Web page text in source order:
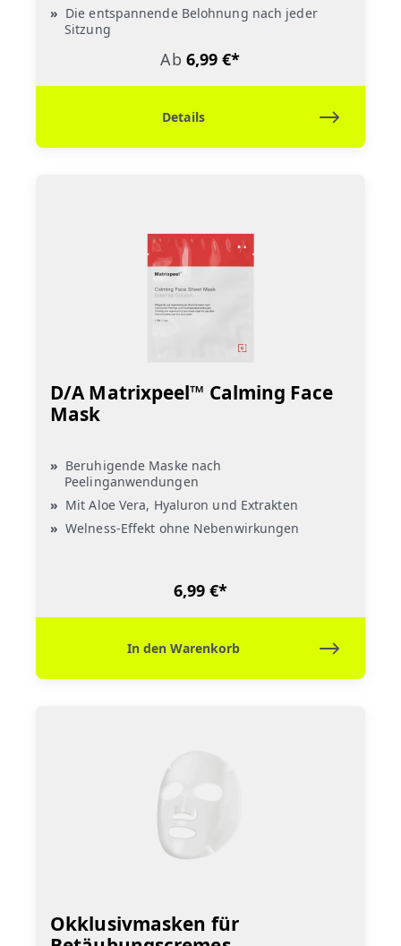
Die entspannende Belohnung nach jeder
Sitzung
Ab 6,99 €*
Details
D/A Matrixpeel™ Calming Face
Mask
Beruhigende Maske nach
Peelinganwendungen
Mit Aloe Vera, Hyaluron und Extrakten
Welness-Effekt ohne Nebenwirkungen
6,99 €*
In den Warenkorb
Okklusivmasken für